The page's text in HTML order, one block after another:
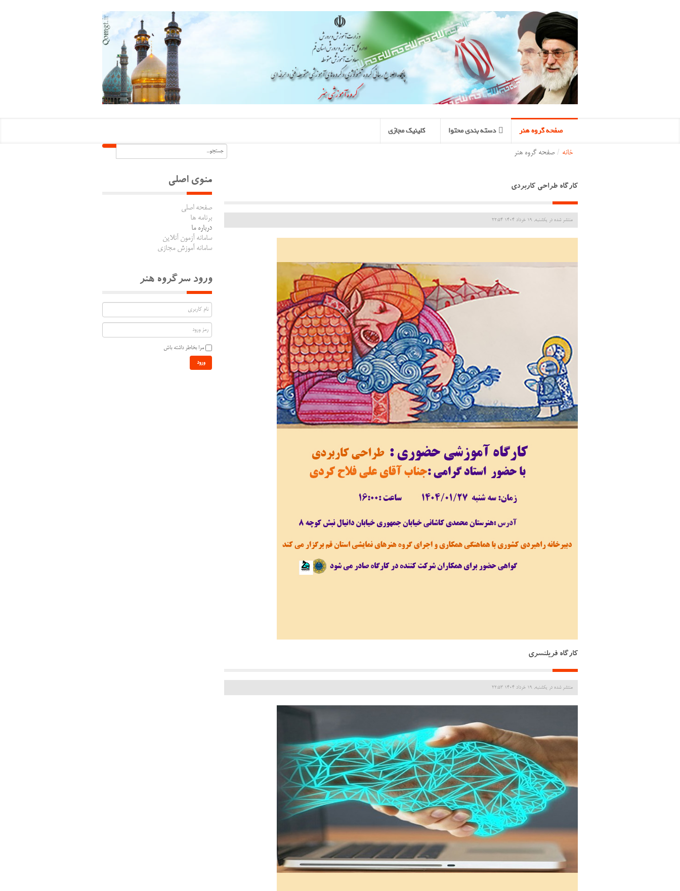
صفحه گروه هنر دسته بندی محتوا کلینیک مجازی
خانه / صفحه گروه هنر
کارگاه طراحی کاربردی
منتشر شده در یکشنبه, 19 خرداد 1404 22:54
کارگاه فریلنسری
منتشر شده در یکشنبه, 19 خرداد 1404 22:53
منوی اصلی
صفحه اصلی
برنامه ها
درباره ما
سامانه آزمون آنلاین
سامانه آموزش مجازی
ورود سرگروه هنر
مرا بخاطر داشته باش
ورود